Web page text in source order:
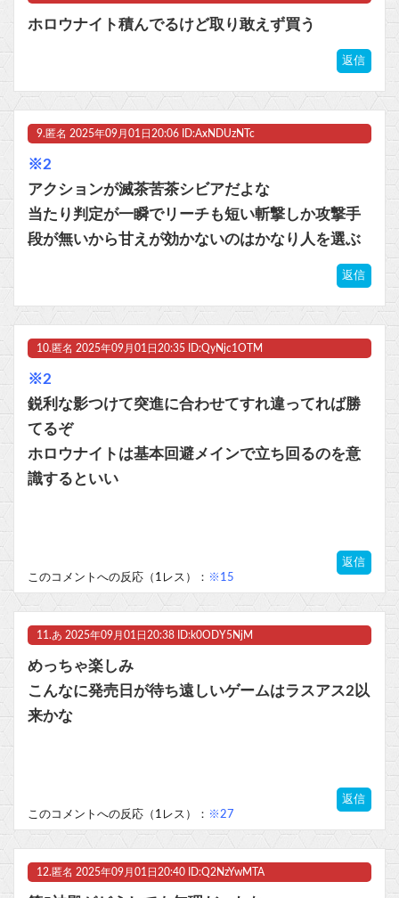
ホロウナイト積んでるけど取り敢えず買う
返信
9. 匿名 2025年09月01日20:06 ID:AxNDUzNTc
※2
アクションが滅茶苦茶シビアだよな
当たり判定が一瞬でリーチも短い斬撃しか攻撃手
段が無いから甘えが効かないのはかなり人を選ぶ
返信
10. 匿名 2025年09月01日20:35 ID:QyNjc1OTM
※2
鋭利な影つけて突進に合わせてすれ違ってれば勝
てるぞ
ホロウナイトは基本回避メインで立ち回るのを意
識するといい
返信
このコメントへの反応（1レス）： ※15
11.あ 2025年09月01日20:38 ID:k0ODY5NjM
めっちゃ楽しみ
こんなに発売日が待ち遠しいゲームはラスアス2以
来かな
返信
このコメントへの反応（1レス）： ※27
12. 匿名 2025年09月01日20:40 ID:Q2NzYwMTA